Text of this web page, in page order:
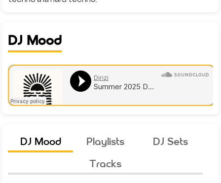
DJ Mood
DJ Mood Playlists
DJ Sets
Tracks